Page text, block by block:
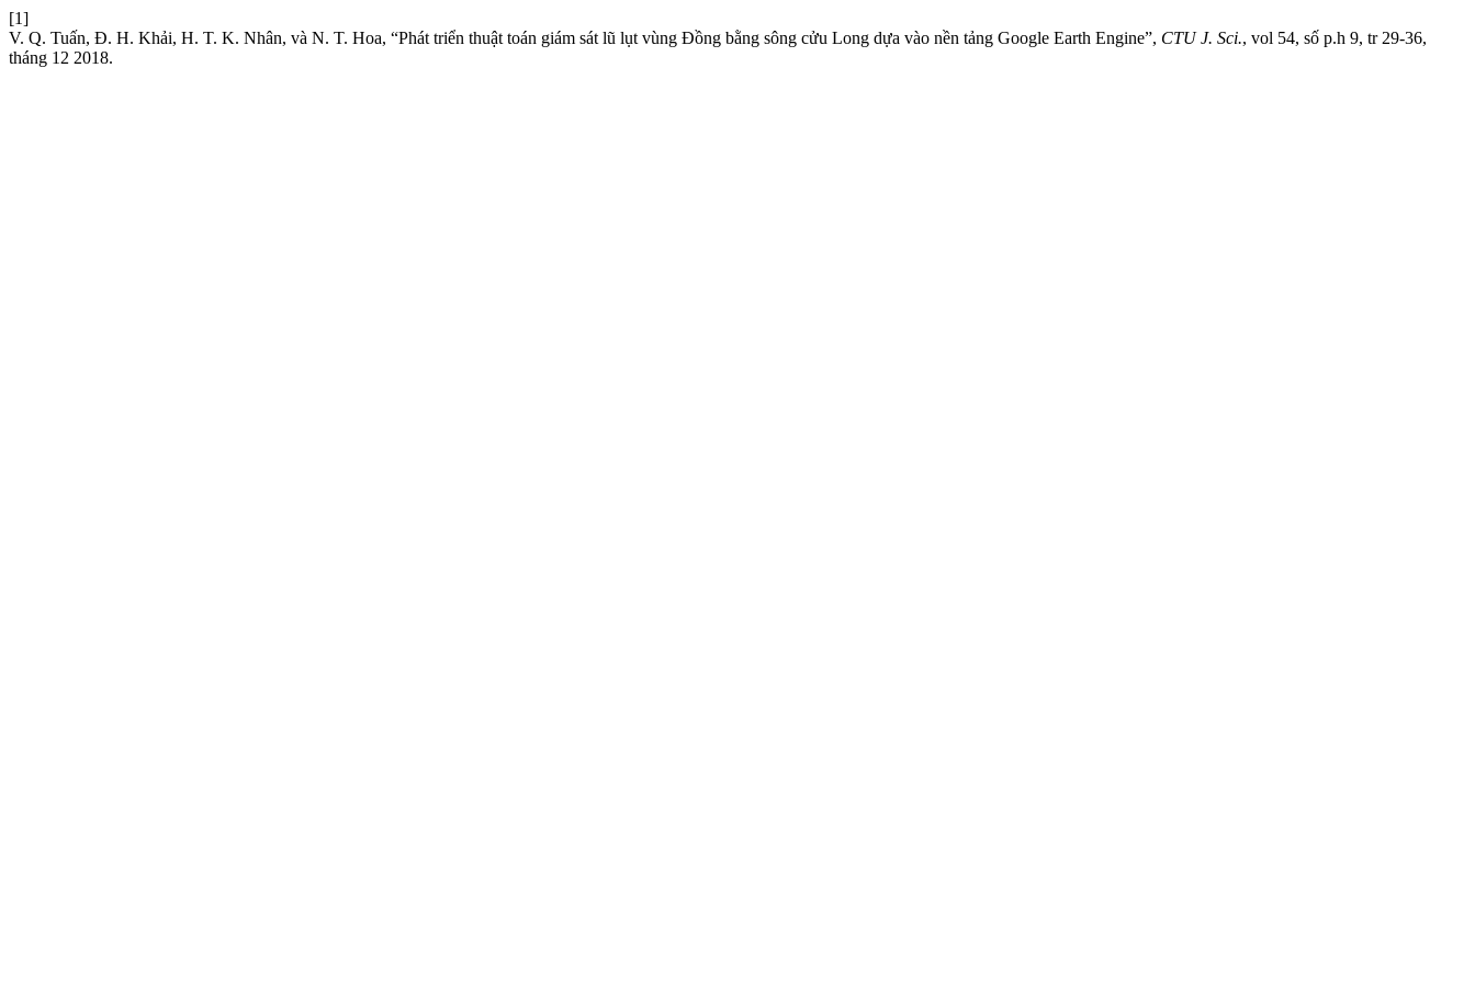
[1]
V. Q. Tuấn, Đ. H. Khải, H. T. K. Nhân, và N. T. Hoa, “Phát triển thuật toán giám sát lũ lụt vùng Đồng bằng sông cửu Long dựa vào nền tảng Google Earth Engine”, CTU J. Sci., vol 54, số p.h 9, tr 29-36,
tháng 12 2018.